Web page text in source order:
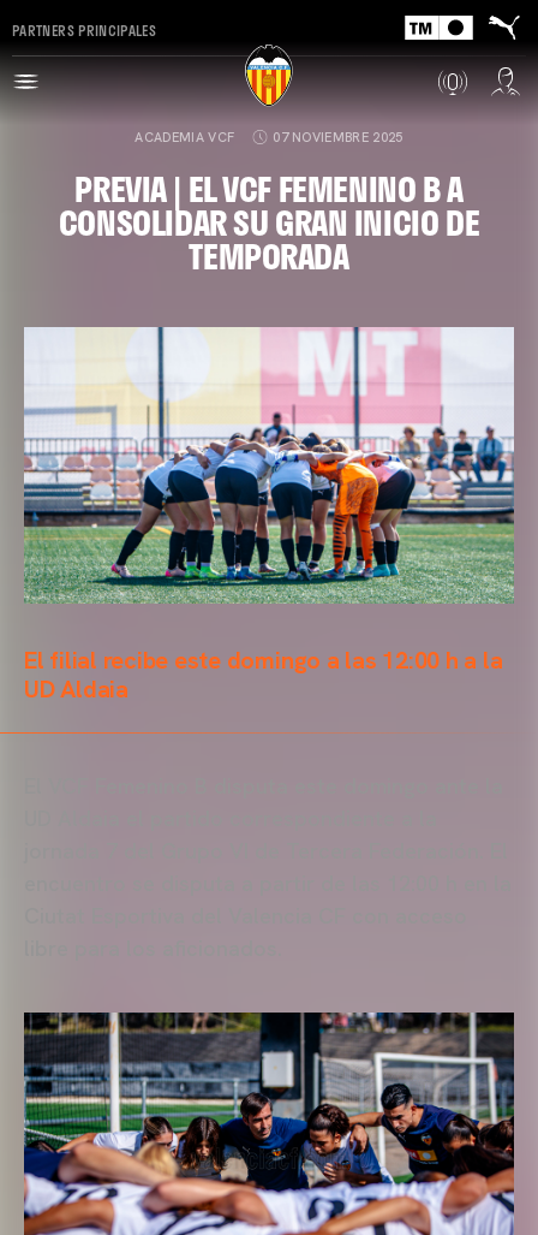
PARTNERS PRINCIPALES
ACADEMIA VCF 07 NOVIEMBRE 2025
PREVIA | EL VCF FEMENINO B A
CONSOLIDAR SU GRAN INICIO DE
TEMPORADA
El filial recibe este domingo a las 12:00 h a la
UD Aldaia